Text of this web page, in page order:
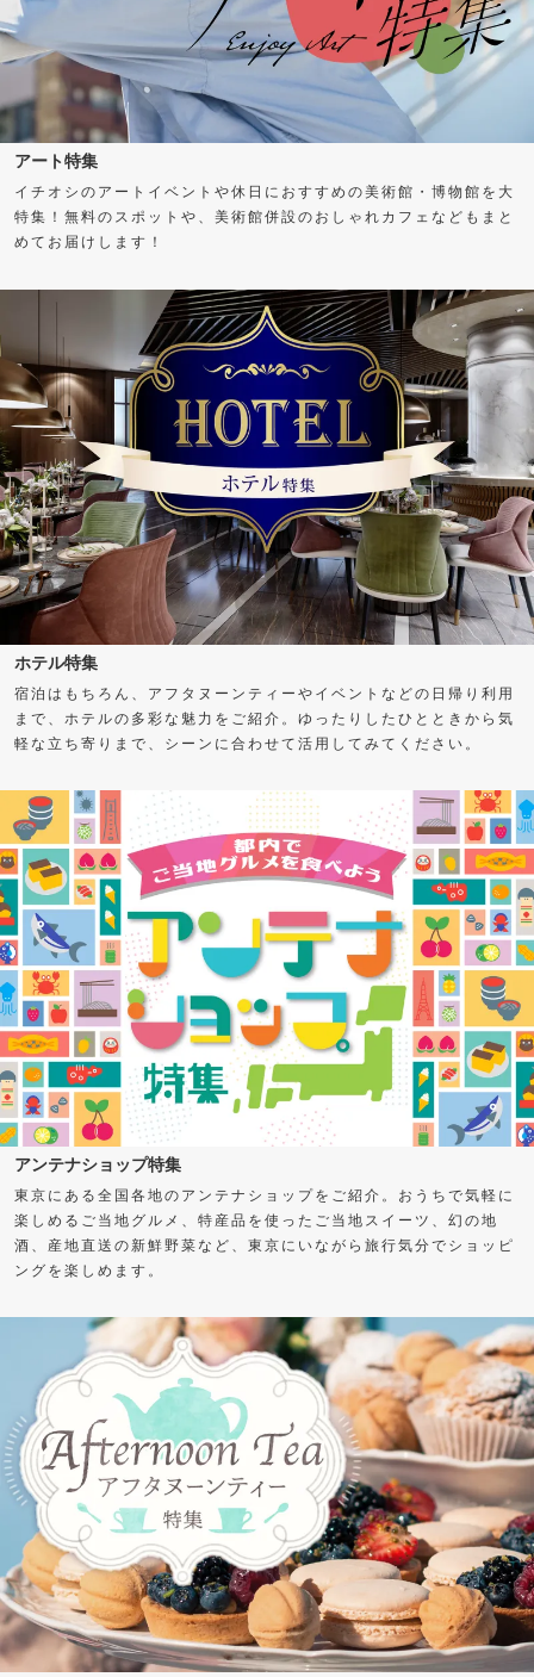
アート特集
イチオシのアートイベントや休日におすすめの美術館・博物館を大
特集！無料のスポットや、美術館併設のおしゃれカフェなどもまと
めてお届けします！
ホテル特集
宿泊はもちろん、アフタヌーンティーやイベントなどの日帰り利用
まで、ホテルの多彩な魅力をご紹介。ゆったりしたひとときから気
軽な立ち寄りまで、シーンに合わせて活用してみてください。
アンテナショップ特集
東京にある全国各地のアンテナショップをご紹介。おうちで気軽に
楽しめるご当地グルメ、特産品を使ったご当地スイーツ、幻の地
酒、産地直送の新鮮野菜など、東京にいながら旅行気分でショッピ
ングを楽しめます。